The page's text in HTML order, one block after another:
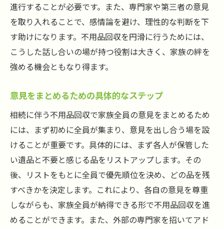
進行することが必要です。また、専門家や第三者の意見
を取り入れることで、感情論を避け、理性的な判断を下
す助けになります。不用品回収を円滑に行うためには、
こうした話し合いの場が持つ役割は大きく、家族の絆を
強める機会ともなり得ます。
意見をまとめるための具体的なステップ
相続に伴う不用品回収で家族全員の意見をまとめるため
には、まず初めに全員が集まり、意見を出し合う場を設
けることが重要です。具体的には、まず各人が保管した
い遺品と不要と感じる品をリストアップします。その
後、リストをもとに全員で優先順位を決め、どの品を残
すべきかを決定します。これにより、各自の意見を尊重
しながらも、家族全員が納得できる形で不用品回収を進
めることができます。また、外部の専門家を招いてアド